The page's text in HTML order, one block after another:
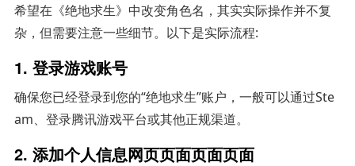
希望在《绝地求生》中改变角色名，其实实际操作并不复
杂，但需要注意一些细节。以下是实际流程:
1. 登录游戏账号
确保您已经登录到您的“绝地求生”账户，一般可以通过Ste
am、登录腾讯游戏平台或其他正规渠道。
2. 添加个人信息网页页面页面页面